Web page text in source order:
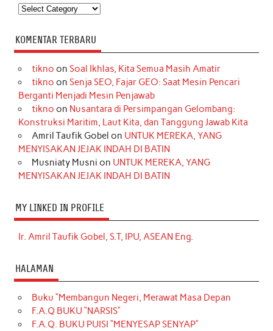
Kategori
KOMENTAR TERBARU
tikno on Soal Ikhlas, Kita Semua Masih Amatir
tikno on Senja SEO, Fajar GEO: Saat Mesin Pencari
Berganti Menjadi Mesin Penjawab
tikno on Nusantara di Persimpangan Gelombang:
Konstruksi Maritim, Laut Kita, dan Tanggung Jawab Kita
Amril Taufik Gobel on UNTUK MEREKA, YANG
MENYISAKAN JEJAK INDAH DI BATIN
Musniaty Musni on UNTUK MEREKA, YANG
MENYISAKAN JEJAK INDAH DI BATIN
MY LINKED IN PROFILE
Ir. Amril Taufik Gobel, S.T, IPU, ASEAN Eng.
HALAMAN
Buku “Membangun Negeri, Merawat Masa Depan
F.A.Q BUKU “NARSIS”
F.A.Q. BUKU PUISI “MENYESAP SENYAP”